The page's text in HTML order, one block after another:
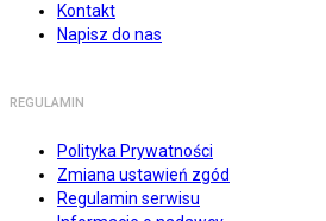
Kontakt
Napisz do nas
REGULAMIN
Polityka Prywatności
Zmiana ustawień zgód
Regulamin serwisu